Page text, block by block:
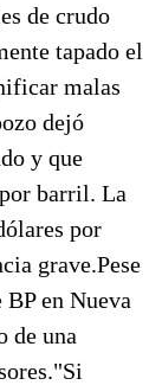
de crudo
tapado el
malas
dejó
y que
barril. La
por
grave.Pese
en Nueva
de una